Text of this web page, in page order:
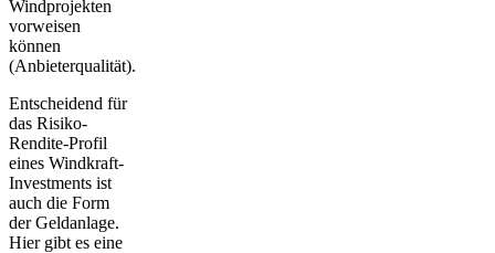
Windprojekten
vorweisen
können
(Anbieterqualität).
Entscheidend für
das Risiko-
Rendite-Profil
eines Windkraft-
Investments ist
auch die Form
der Geldanlage.
Hier gibt es eine